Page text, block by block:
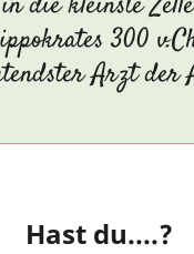
300
Arzt der
Hast du....?